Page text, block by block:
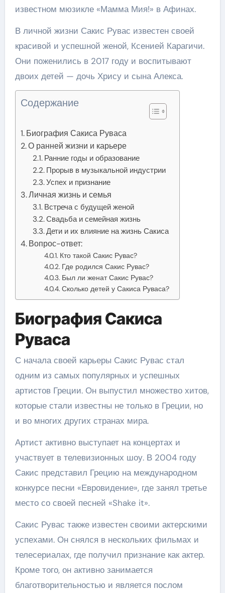
известном мюзикле «Мамма Мия!» в Афинах.
В личной жизни Сакис Рувас известен своей
красивой и успешной женой, Ксенией Карагичи.
Они поженились в 2017 году и воспитывают
двоих детей — дочь Хрису и сына Алекса.
Содержание
Биография Сакиса Руваса
О ранней жизни и карьере
Ранние годы и образование
Прорыв в музыкальной индустрии
Успех и признание
Личная жизнь и семья
Встреча с будущей женой
Свадьба и семейная жизнь
Дети и их влияние на жизнь Сакиса
Вопрос-ответ:
Кто такой Сакис Рувас?
Где родился Сакис Рувас?
Был ли женат Сакис Рувас?
Сколько детей у Сакиса Руваса?
Биография Сакиса
Руваса
С начала своей карьеры Сакис Рувас стал
одним из самых популярных и успешных
артистов Греции. Он выпустил множество хитов,
которые стали известны не только в Греции, но
и во многих других странах мира.
Артист активно выступает на концертах и
участвует в телевизионных шоу. В 2004 году
Сакис представил Грецию на международном
конкурсе песни «Евровидение», где занял третье
место со своей песней «Shake it».
Сакис Рувас также известен своими актерскими
успехами. Он снялся в нескольких фильмах и
телесериалах, где получил признание как актер.
Кроме того, он активно занимается
благотворительностью и является послом